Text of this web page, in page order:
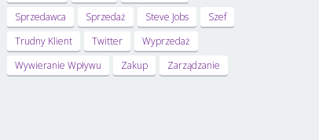
Sprzedawca
Sprzedaż Steve Jobs
Szef
Trudny Klient
Twitter
Wyprzedaż
Wywieranie Wpływu
Zakup Zarządzanie